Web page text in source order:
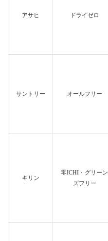
アサヒ ドライゼロ
サントリー オールフリー
キリン
零ICHI・グリーン
ズフリー